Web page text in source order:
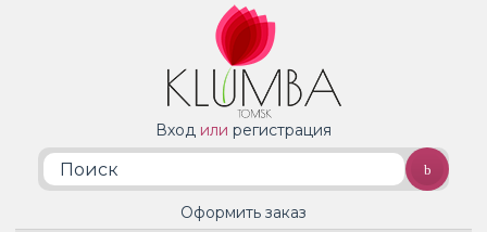
Вход или регистрация
Оформить заказ